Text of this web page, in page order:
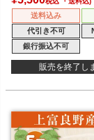
送料込み
代引き不可
銀行振込不可
販売を終了し